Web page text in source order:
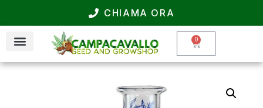
CHIAMA ORA
0